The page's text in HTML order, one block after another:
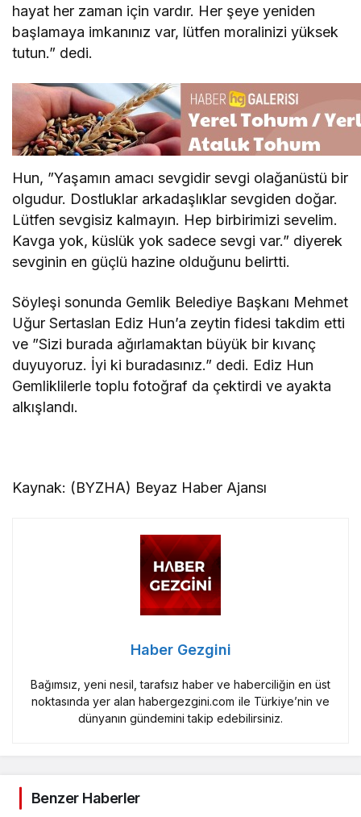
hayat her zaman için vardır. Her şeye yeniden
başlamaya imkanınız var, lütfen moralinizi yüksek
tutun.” dedi.
Hun, ”Yaşamın amacı sevgidir sevgi olağanüstü bir
olgudur. Dostluklar arkadaşlıklar sevgiden doğar.
Lütfen sevgisiz kalmayın. Hep birbirimizi sevelim.
Kavga yok, küslük yok sadece sevgi var.” diyerek
sevginin en güçlü hazine olduğunu belirtti.
Söyleşi sonunda Gemlik Belediye Başkanı Mehmet
Uğur Sertaslan Ediz Hun’a zeytin fidesi takdim etti
ve ”Sizi burada ağırlamaktan büyük bir kıvanç
duyuyoruz. İyi ki buradasınız.” dedi. Ediz Hun
Gemliklilerle toplu fotoğraf da çektirdi ve ayakta
alkışlandı.
Kaynak: (BYZHA) Beyaz Haber Ajansı
Haber Gezgini
Bağımsız, yeni nesil, tarafsız haber ve haberciliğin en üst
noktasında yer alan habergezgini.com ile Türkiye’nin ve
dünyanın gündemini takip edebilirsiniz.
Benzer Haberler